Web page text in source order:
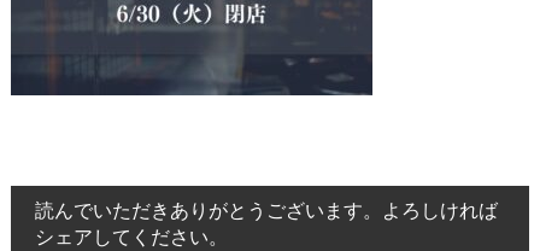
読んでいただきありがとうございます。よろしければ
シェアしてください。